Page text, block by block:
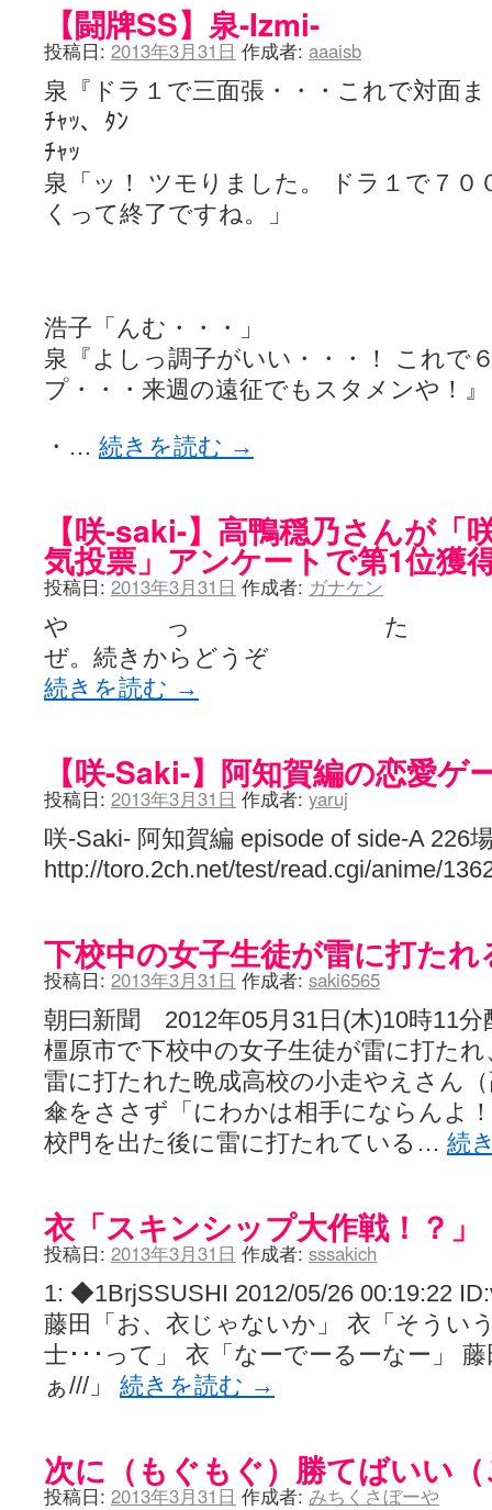
【闘牌SS】泉-Izmi-
投稿日: 2013年3月31日 作成者: aaaisb
泉『ドラ１で三面張・・・これで対面
ﾁｬｯ、ﾀﾝ
ﾁｬｯ
泉「ッ！ ツモりました。 ドラ１で７０
くって終了ですね。」
浩子「んむ・・・」
泉『よしっ調子がいい・・・！ これで
プ・・・来週の遠征でもスタメンや！』
・… 続きを読む →
【咲-saki-】高鴨穏乃さんが「
気投票」アンケートで第1位獲
投稿日: 2013年3月31日 作成者: ガナケン
や っ
ぜ。続きからどうぞ
続きを読む →
【咲-Saki-】阿知賀編の恋愛ゲ
投稿日: 2013年3月31日 作成者: yaruj
咲-Saki- 阿知賀編 episode of side-A 226
http://toro.2ch.net/test/read.cgi/anime/
下校中の女子生徒が雷に打たれ
投稿日: 2013年3月31日 作成者: saki6565
朝曰新聞 2012年05月31日(木)10時11
橿原市で下校中の女子生徒が雷に打た
雷に打たれた晩成高校の小走やえさん
傘をささず「にわかは相手にならんよ
校門を出た後に雷に打たれている… 続
衣「スキンシップ大作戦！？」
投稿日: 2013年3月31日 作成者: sssakich
1: ◆1BrjSSUSHI 2012/05/26 00:19:22
藤田「お、衣じゃないか」 衣「そうい
士･･･って」 衣「なーでーるーなー」
ぁ///」 続きを読む →
次に（もぐもぐ）勝てばいい
投稿日: 2013年3月31日 作成者: みちくさぼーや